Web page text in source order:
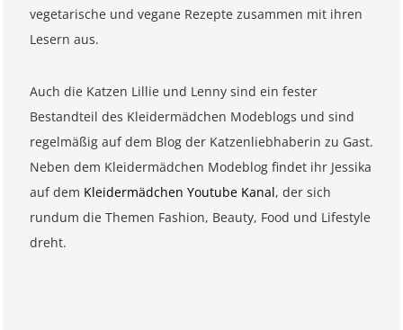
vegetarische und vegane Rezepte zusammen mit ihren
Lesern aus.
Auch die Katzen Lillie und Lenny sind ein fester
Bestandteil des Kleidermädchen Modeblogs und sind
regelmäßig auf dem Blog der Katzenliebhaberin zu Gast.
Neben dem Kleidermädchen Modeblog findet ihr Jessika
auf dem Kleidermädchen Youtube Kanal, der sich
rundum die Themen Fashion, Beauty, Food und Lifestyle
dreht.